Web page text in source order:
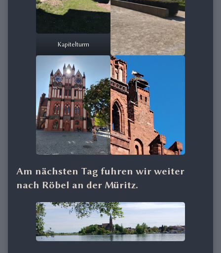
Kapitelturm
Am nächsten Tag fuhren wir weiter
nach Röbel an der Müritz.